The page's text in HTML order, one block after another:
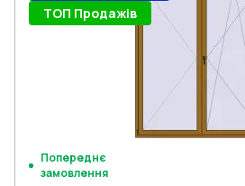
ТОП Продажів
Попереднє
замовлення